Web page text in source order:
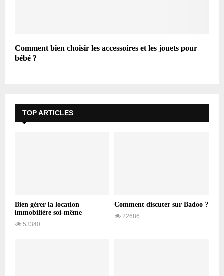
Comment bien choisir les accessoires et les jouets pour
bébé ?
TOP ARTICLES
Bien gérer la location
immobilière soi-même
53340
Comment discuter sur Badoo ?
22686